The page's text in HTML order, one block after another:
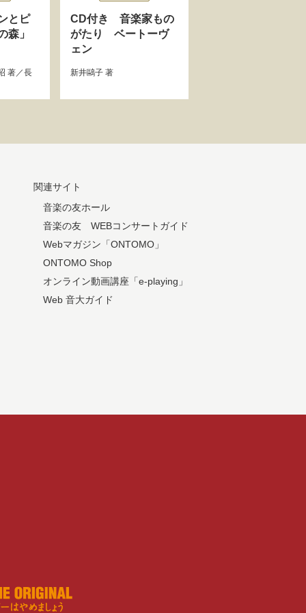
とピ
」
著／長
CD付き 音楽家もの
がたり ベートーヴ
ェン
新井鷗子 著
関連サイト
音楽の友ホール
音楽の友 WEBコンサートガイド
Webマガジン「ONTOMO」
ONTOMO Shop
オンライン動画講座「e-playing」
Web 音大ガイド